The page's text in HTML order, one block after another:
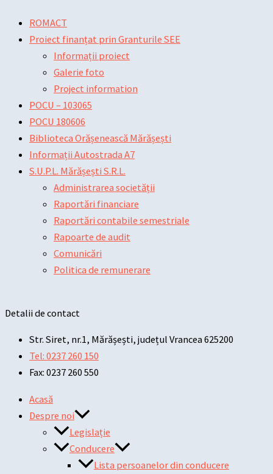
content
Menu
ROMACT
Proiect finanțat prin Granturile SEE
Informații proiect
Galerie foto
Project information
POCU – 103065
POCU 180606
Biblioteca Orășenească Mărășești
Informații Autostrada A7
S.U.P.L. Mărășești S.R.L.
Administrarea societății
Raportări financiare
Raportări contabile semestriale
Rapoarte de audit
Comunicări
Politica de remunerare
Detalii de contact
Str. Siret, nr.1, Mărășești, județul Vrancea 625200
Tel: 0237 260 150
Fax: 0237 260 550
Acasă
Despre noi
Legislație
Conducere
Lista persoanelor din conducere
Menunavigation